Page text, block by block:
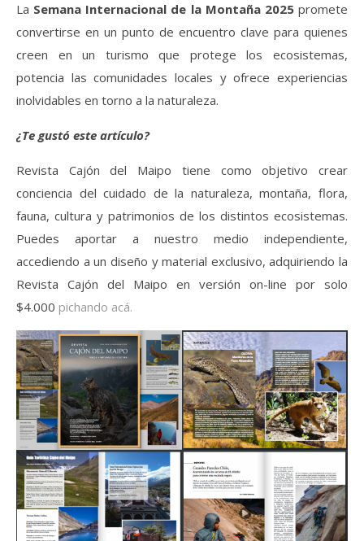
La Semana Internacional de la Montaña 2025promete
convertirse en un punto de encuentro clave para quienes
creen en un turismo que protege los ecosistemas,
potencia las comunidades locales y ofrece experiencias
inolvidables en torno a la naturaleza.
¿Te gustó este artículo?
Revista Cajón del Maipo tiene como objetivo crear
conciencia del cuidado de la naturaleza, montaña, flora,
fauna, cultura y patrimonios de los distintos ecosistemas.
Puedes aportar a nuestro medio independiente,
accediendo a un diseño y material exclusivo, adquiriendo la
Revista Cajón del Maipo en versión on-line por solo
$4.000 pichando acá.